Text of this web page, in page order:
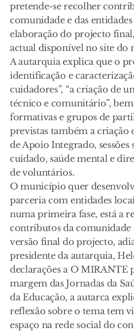
pretende-se recolher
comunidade e das
elaboração do projecto
actual disponível no site do
A autarquia explica que o
identificação e
cuidadores”, “a criação de
técnico e comunitário”, bem
formativas e grupos de
previstas também a criação
de Apoio Integrado, sessões
cuidado, saúde mental e
de voluntários.
O município quer
parceria com entidades
numa primeira fase, está a
contributos da comunidade
versão final do projecto,
presidente da autarquia,
declarações a O MIRANTE
margem das Jornadas da
da Educação, a autarca
reflexão sobre o tema tem
espaço na rede social do